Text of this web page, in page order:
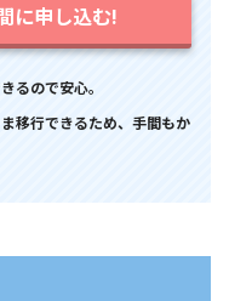
に申し込む!
るので安心。
移行できるため、手間もか